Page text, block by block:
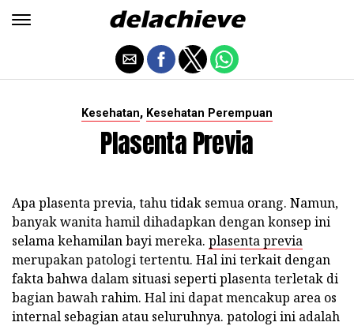
Kesehatan, Kesehatan Perempuan
Plasenta Previa
Apa plasenta previa, tahu tidak semua orang. Namun,
banyak wanita hamil dihadapkan dengan konsep ini
selama kehamilan bayi mereka. plasenta previa
merupakan patologi tertentu. Hal ini terkait dengan
fakta bahwa dalam situasi seperti plasenta terletak di
bagian bawah rahim. Hal ini dapat mencakup area os
internal sebagian atau seluruhnya. patologi ini adalah